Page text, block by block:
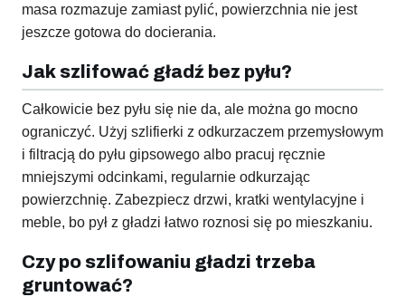
masa rozmazuje zamiast pylić, powierzchnia nie jest
jeszcze gotowa do docierania.
Jak szlifować gładź bez pyłu?
Całkowicie bez pyłu się nie da, ale można go mocno
ograniczyć. Użyj szlifierki z odkurzaczem przemysłowym
i filtracją do pyłu gipsowego albo pracuj ręcznie
mniejszymi odcinkami, regularnie odkurzając
powierzchnię. Zabezpiecz drzwi, kratki wentylacyjne i
meble, bo pył z gładzi łatwo roznosi się po mieszkaniu.
Czy po szlifowaniu gładzi trzeba
gruntować?